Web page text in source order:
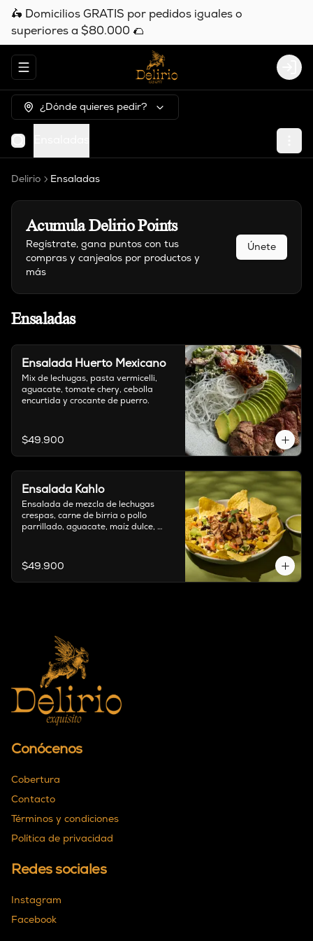
🛵 Domicilios GRATIS por pedidos iguales o
superiores a $80.000 🌮
Abrir menu de navegación
¿Dónde quieres pedir?
Delirio Ensaladas
AcumulaDelirio Points
Regístrate, gana puntos con tus
compras y canjealos por productos y
más
Únete
Ensaladas
Ensalada Huerto Mexicano
Mix de lechugas, pasta vermicelli,
aguacate, tomate chery, cebolla
encurtida y crocante de puerro.
$49.900
Ensalada Kahlo
Ensalada de mezcla de lechugas
crespas, carne de birria o pollo
parrillado, aguacate, maíz dulce,
salsa mar y tierra.
$49.900
Conócenos
Cobertura
Contacto
Términos y condiciones
Política de privacidad
Redes sociales
Instagram
Facebook